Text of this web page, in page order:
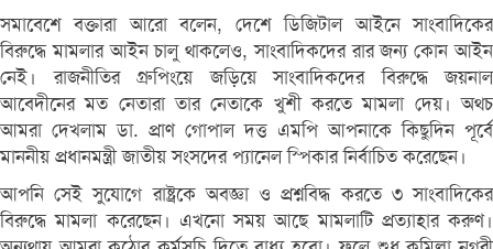
সমাবেশে বক্তারা আরো বলেন, দেশে ডিজিটাল আইনে সাংবাদিকের
বিরুদ্ধে মামলার আইন চালু থাকলেও, সাংবাদিকদের রার জন্য কোন আইন
নেই। রাজনীতির গ্রুপিংয়ে জড়িয়ে সাংবাদিকদের বিরুদ্ধে জয়নাল
আবেদীনের মত নেতারা তার নেতাকে খুশী করতে মামলা দেয়। অথচ
আমরা দেখলাম ডা. প্রাণ গোপাল দত্ত এমপি আপনাকে কিছুদিন পূর্বে
মাননীয় প্রধানমন্ত্রী জাতীয় সংসদের প্যানেল স্পিকার নির্বাচিত করেছেন।
আপনি সেই সুযোগে রাষ্ট্রকে অবজ্ঞা ও প্রশ্নবিদ্ধ করতে ৩ সাংবাদিকের
বিরুদ্ধে মামলা করেছেন। এখনো সময় আছে মামলাটি প্রত্যাহার করুণ।